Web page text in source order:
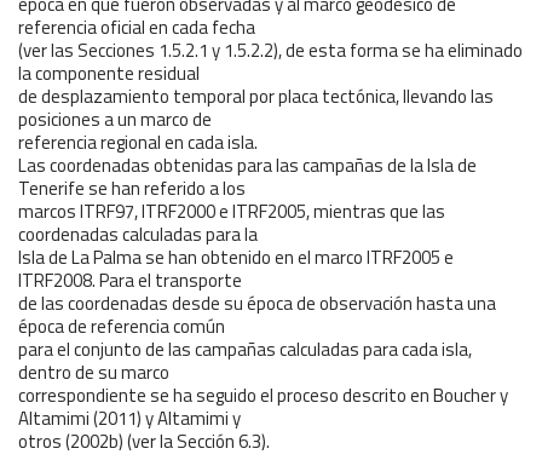
referencia oficial en cada fecha
(ver las Secciones 1.5.2.1 y 1.5.2.2), de esta forma se ha eliminado
la componente residual
de desplazamiento temporal por placa tectónica, llevando las
posiciones a un marco de
referencia regional en cada isla.
Las coordenadas obtenidas para las campañas de la Isla de
Tenerife se han referido a los
marcos ITRF97, ITRF2000 e ITRF2005, mientras que las
coordenadas calculadas para la
Isla de La Palma se han obtenido en el marco ITRF2005 e
ITRF2008. Para el transporte
de las coordenadas desde su época de observación hasta una
época de referencia común
para el conjunto de las campañas calculadas para cada isla,
dentro de su marco
correspondiente se ha seguido el proceso descrito en Boucher y
Altamimi (2011) y Altamimi y
otros (2002b) (ver la Sección 6.3).